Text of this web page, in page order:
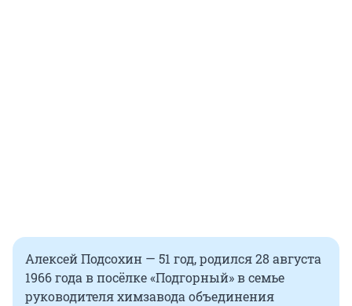
Алексей Подсохин — 51 год, родился 28 августа
1966 года в посёлке «Подгорный» в семье
руководителя химзавода объединения